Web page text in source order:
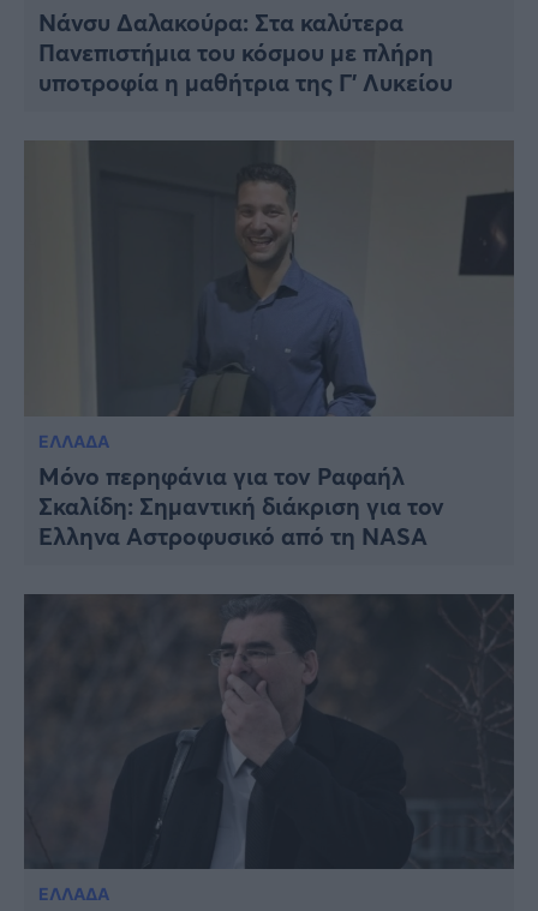
Νάνσυ Δαλακούρα: Στα καλύτερα
Πανεπιστήμια του κόσμου με πλήρη
υποτροφία η μαθήτρια της Γ’ Λυκείου
ΕΛΛΑΔΑ
Μόνο περηφάνια για τον Ραφαήλ
Σκαλίδη: Σημαντική διάκριση για τον
Έλληνα Αστροφυσικό από τη NASA
ΕΛΛΑΔΑ